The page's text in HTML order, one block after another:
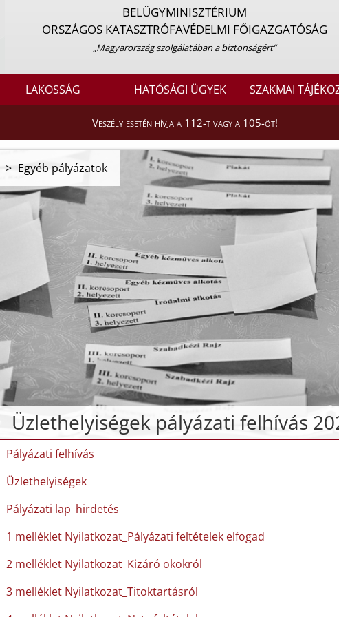
BELÜGYMINISZTÉRIUM
ORSZÁGOS KATASZTRÓFAVÉDELMI FŐIGAZGATÓSÁG
„Magyarország szolgálatában a biztonságért”
LAKOSSÁG HATÓSÁGI ÜGYEK SZAKMAI
Veszély esetén hívja a 112-t vagy a 105-öt!
> Egyéb pályázatok
Üzlethelyiségek pályázati felhívás
Pályázati felhívás
Üzlethelyiségek
Pályázati lap_hirdetés
1 melléklet Nyilatkozat_Pályázati feltételek elfogad
2 melléklet Nyilatkozat_Kizáró okokról
3 melléklet Nyilatkozat_Titoktartásról